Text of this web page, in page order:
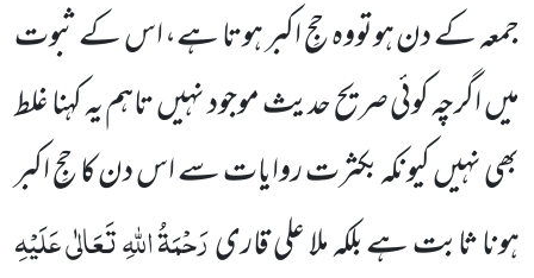
جمعہ کے دن ہوتووہ حجِ اکبر ہوتا ہے، اس کے ثبوت
میں اگرچہ کوئی صریح حدیث موجود نہیں تاہم یہ کہنا غلط
بھی نہیں کیونکہ بکثرت روایات سے اس دن کا حجِ اکبر
ہونا ثابت ہے بلکہ ملا علی قاریرَحْمَۃُ اللہِ تَعَالٰی عَلَیْہِ